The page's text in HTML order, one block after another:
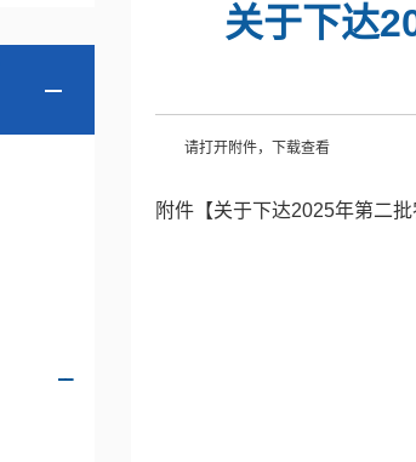
关于下达
请打开附件，下载查看
附件【关于下达2025年第二